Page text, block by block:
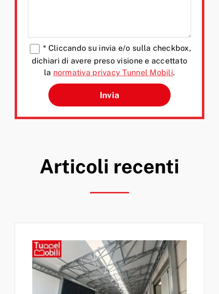
* Cliccando su invia e/o sulla checkbox,
dichiari di avere preso visione e accettato
la normativa privacy Tunnel Mobili.
Si prega di lasciare vuoto
Articoli recenti